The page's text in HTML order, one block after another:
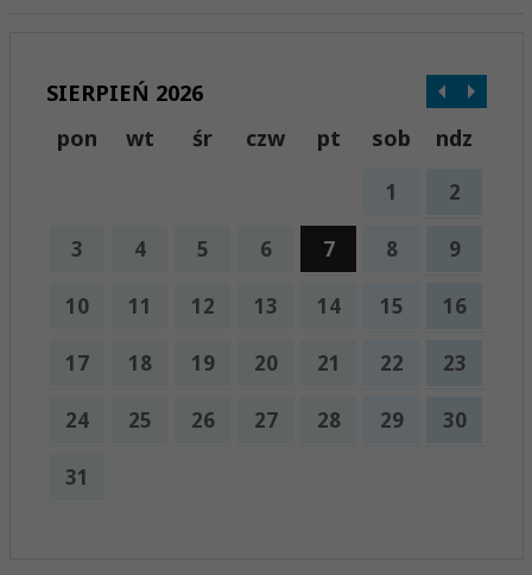
SIERPIEŃ 2026
pon
wt śr czw pt sob ndz
1 2
3 4 5 6 7 8 9
10 11 12 13 14 15 16
17 18 19 20 21 22 23
24 25 26 27 28 29 30
31